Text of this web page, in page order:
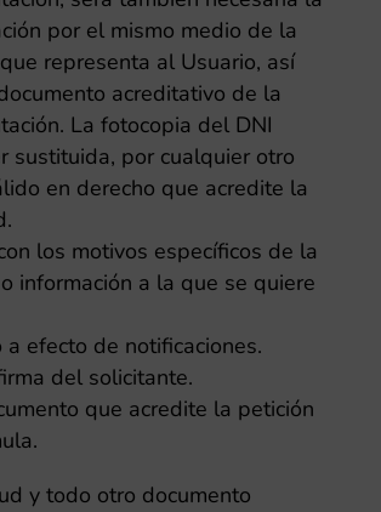
por el mismo medio de la
representa al Usuario, así
acreditativo de la
La fotocopia del DNI
sustituida, por cualquier otro
en derecho que acredite la
los motivos específicos de la
información a la que se quiere
a efecto de notificaciones.
del solicitante.
que acredite la petición
y todo otro documento